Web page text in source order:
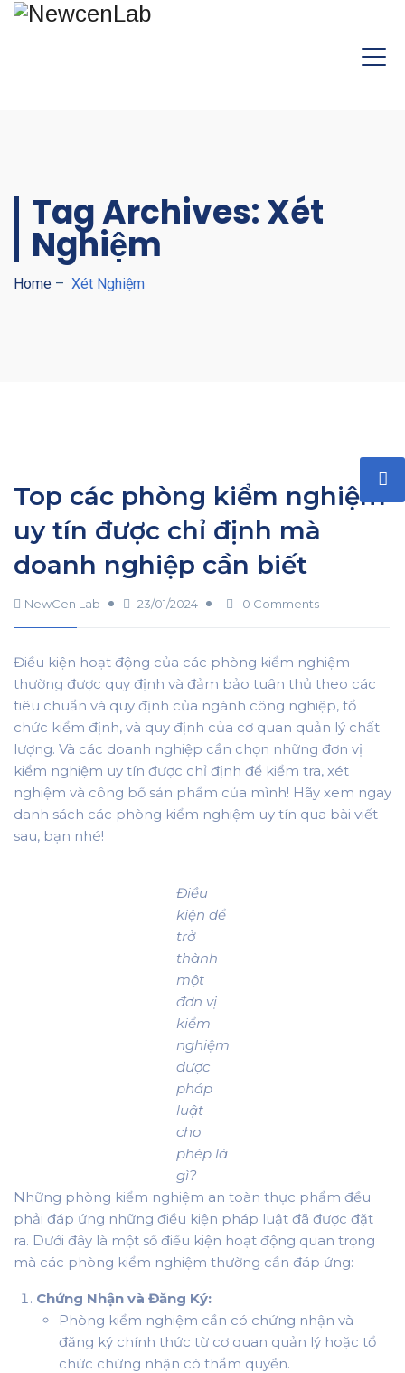
Tag Archives:Xét
Nghiệm
Home – Xét Nghiệm
Top các phòng kiểm nghiệm
uy tín được chỉ định mà
doanh nghiệp cần biết
NewCen Lab 23/01/2024 0 Comments
Điều kiện hoạt động của các phòng kiểm nghiệm
thường được quy định và đảm bảo tuân thủ theo các
tiêu chuẩn và quy định của ngành công nghiệp, tổ
chức kiểm định, và quy định của cơ quan quản lý chất
lượng. Và các doanh nghiệp cần chọn những đơn vị
kiểm nghiệm uy tín được chỉ định để kiểm tra, xét
nghiệm và công bố sản phẩm của mình! Hãy xem ngay
danh sách các phòng kiểm nghiệm uy tín qua bài viết
sau, bạn nhé!
Điều
kiện để
trở
thành
một
đơn vị
kiểm
nghiệm
được
pháp
luật
cho
phép là
gì?
Những phòng kiểm nghiệm an toàn thực phẩm đều
phải đáp ứng những điều kiện pháp luật đã được đặt
ra. Dưới đây là một số điều kiện hoạt động quan trọng
mà các phòng kiểm nghiệm thường cần đáp ứng:
Chứng Nhận và Đăng Ký:
Phòng kiểm nghiệm cần có chứng nhận và
đăng ký chính thức từ cơ quan quản lý hoặc tổ
chức chứng nhận có thẩm quyền.